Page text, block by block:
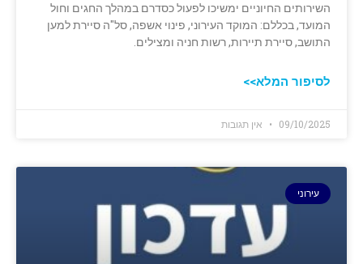
השירותים החיוניים ימשיכו לפעול כסדרם במהלך החגים וחול
המועד, בכללם: המוקד העירוני, פינוי אשפה, סל"ה סיירת למען
התושב, סיירת תיירות, רשות חניה ומצילים.
לסיפור המלא>>
09/10/2025 אין תגובות
עירוני